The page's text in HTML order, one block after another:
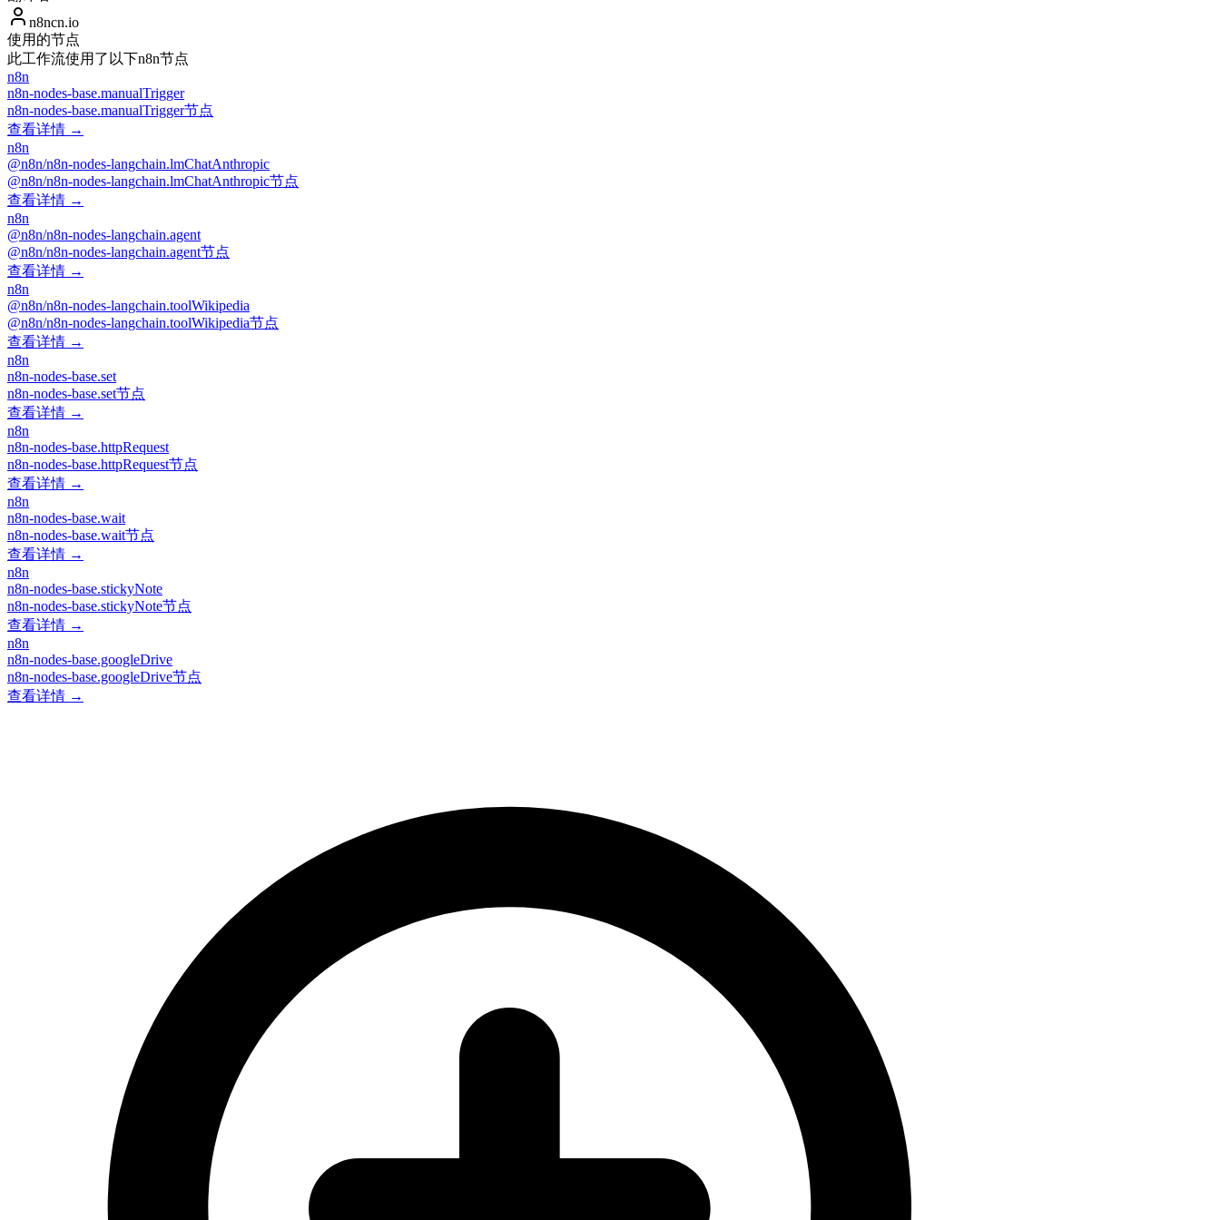
n8ncn.io
使用的节点
此工作流使用了以下n8n节点
n8n
n8n-nodes-base.manualTrigger
n8n-nodes-base.manualTrigger节点
查看详情 →
n8n
@n8n/n8n-nodes-langchain.lmChatAnthropic
@n8n/n8n-nodes-langchain.lmChatAnthropic节点
查看详情 →
n8n
@n8n/n8n-nodes-langchain.agent
@n8n/n8n-nodes-langchain.agent节点
查看详情 →
n8n
@n8n/n8n-nodes-langchain.toolWikipedia
@n8n/n8n-nodes-langchain.toolWikipedia节点
查看详情 →
n8n
n8n-nodes-base.set
n8n-nodes-base.set节点
查看详情 →
n8n
n8n-nodes-base.httpRequest
n8n-nodes-base.httpRequest节点
查看详情 →
n8n
n8n-nodes-base.wait
n8n-nodes-base.wait节点
查看详情 →
n8n
n8n-nodes-base.stickyNote
n8n-nodes-base.stickyNote节点
查看详情 →
n8n
n8n-nodes-base.googleDrive
n8n-nodes-base.googleDrive节点
查看详情 →